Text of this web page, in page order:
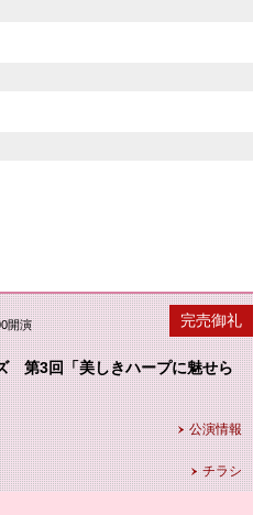
開演
第3回「美しきハープに魅せら
公演情報
チラシ
公演終了
完売御礼